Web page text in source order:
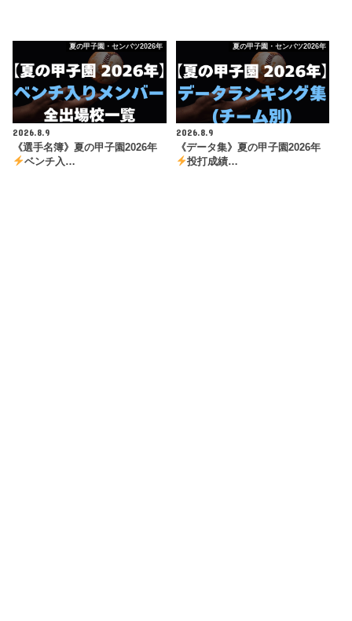
夏の甲子園・センバツ2026年
2026.8.9
《選手名簿》夏の甲子園2026年
ベンチ入…
夏の甲子園・センバツ2026年
2026.8.9
《データ集》夏の甲子園2026年
投打成績…